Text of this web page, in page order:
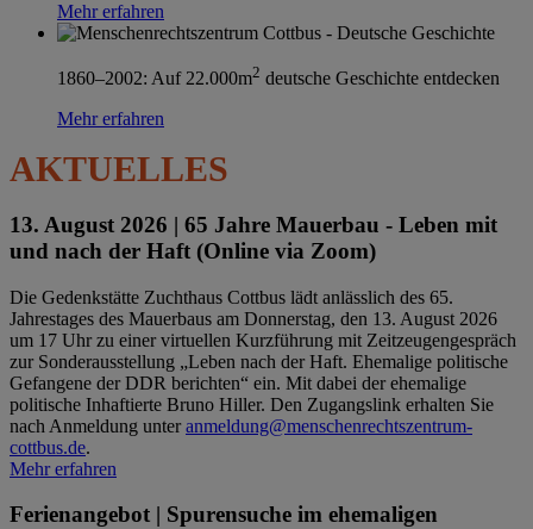
Mehr erfahren
1860–2002: Auf 22.000m2 deutsche Geschichte entdecken
Mehr erfahren
AKTUELLES
13. August 2026 | 65 Jahre Mauerbau - Leben mit
und nach der Haft (Online via Zoom)
Die Gedenkstätte Zuchthaus Cottbus lädt anlässlich des 65.
Jahrestages des Mauerbaus am Donnerstag, den 13. August 2026
um 17 Uhr zu einer virtuellen Kurzführung mit Zeitzeugengespräch
zur Sonderausstellung „Leben nach der Haft. Ehemalige politische
Gefangene der DDR berichten“ ein. Mit dabei der ehemalige
politische Inhaftierte Bruno Hiller. Den Zugangslink erhalten Sie
nach Anmeldung unteranmeldung@menschenrechtszentrum-
cottbus.de.
Mehr erfahren
Ferienangebot | Spurensuche im ehemaligen